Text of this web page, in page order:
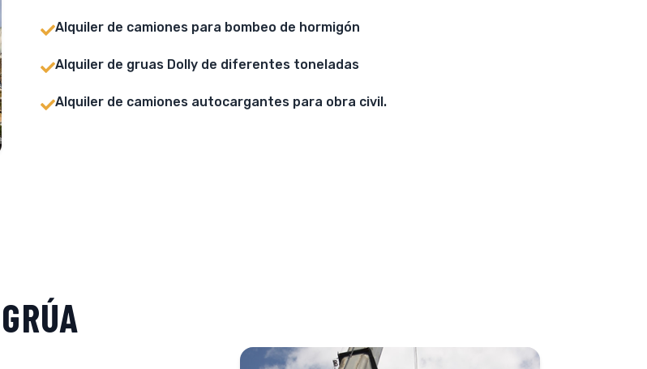
Alquiler de camiones para bombeo de hormigón
Alquiler de gruas Dolly de diferentes toneladas
Alquiler de camiones autocargantes para obra civil.